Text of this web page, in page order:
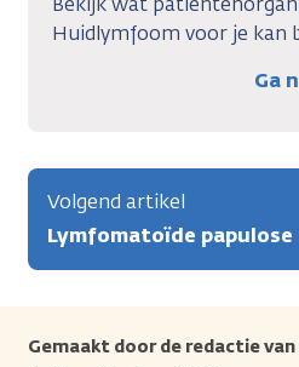
Huidlymfoom voor je kan
Ga
Volgend artikel
Lymfomatoïde papulose
Gemaakt door de redactie van